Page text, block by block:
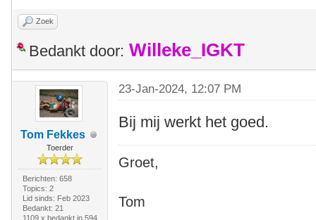
Zoek
Bedankt door: Willeke_IGKT
Tom Fekkes
Toerder
Berichten: 658
Topics: 2
Lid sinds: Feb 2023
Bedankt: 21
1109 x bedankt in 594
23-Jan-2024, 12:07 PM
Bij mij werkt het goed.
Groet,
Tom